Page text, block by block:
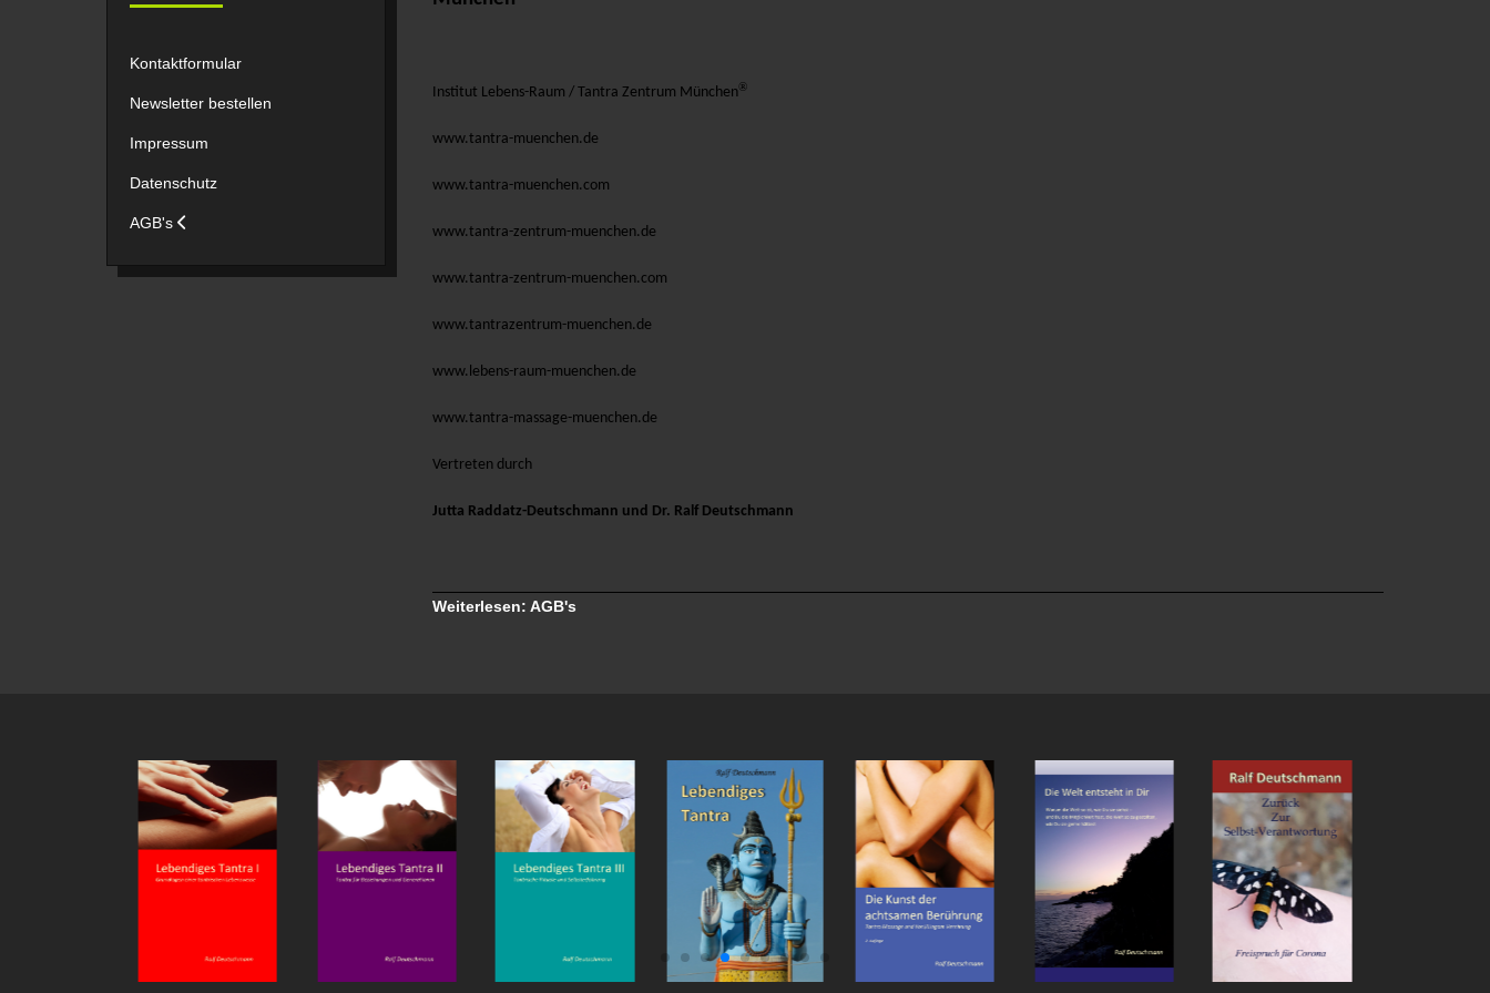
Kontaktformular
Newsletter bestellen
Impressum
Datenschutz
AGB's
Institut Lebens-Raum / Tantra Zentrum München®
www.tantra-muenchen.de
www.tantra-muenchen.com
www.tantra-zentrum-muenchen.de
www.tantra-zentrum-muenchen.com
www.tantrazentrum-muenchen.de
www.lebens-raum-muenchen.de
www.tantra-massage-muenchen.de
Vertreten durch
Jutta Raddatz-Deutschmann und Dr. Ralf Deutschmann
Weiterlesen: AGB's